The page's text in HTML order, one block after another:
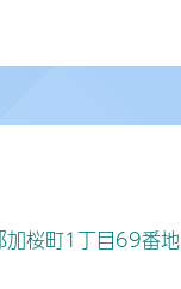
桜町1丁目69番地